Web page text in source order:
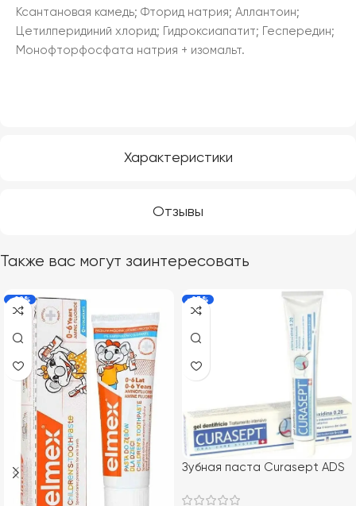
Характеристики
Отзывы
Ксантановая камедь; Фторид натрия; Аллантоин;
Цетилперидиний хлорид; Гидроксиапатит; Геспередин;
Монофторфосфата натрия + изомальт.
Также вас могут заинтересовать
-22% -23%
Зубная паста Curasept ADS